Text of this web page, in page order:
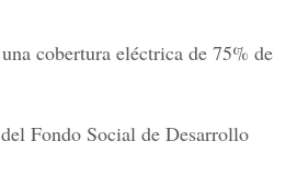
cobertura eléctrica de 75% de
Fondo Social de Desarrollo